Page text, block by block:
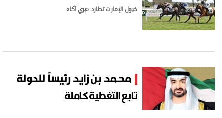
خيول الإمارات تطارد «بري آكا»
محمد بن زايد رئيساً للدولة
تابع التغطية كاملة